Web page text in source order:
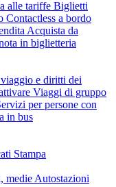
alle tariffe Biglietti
a bordo
Acquista da
in biglietteria
e diritti dei
Viaggi di gruppo
per persone con
in bus
Stampa
medie Autostazioni